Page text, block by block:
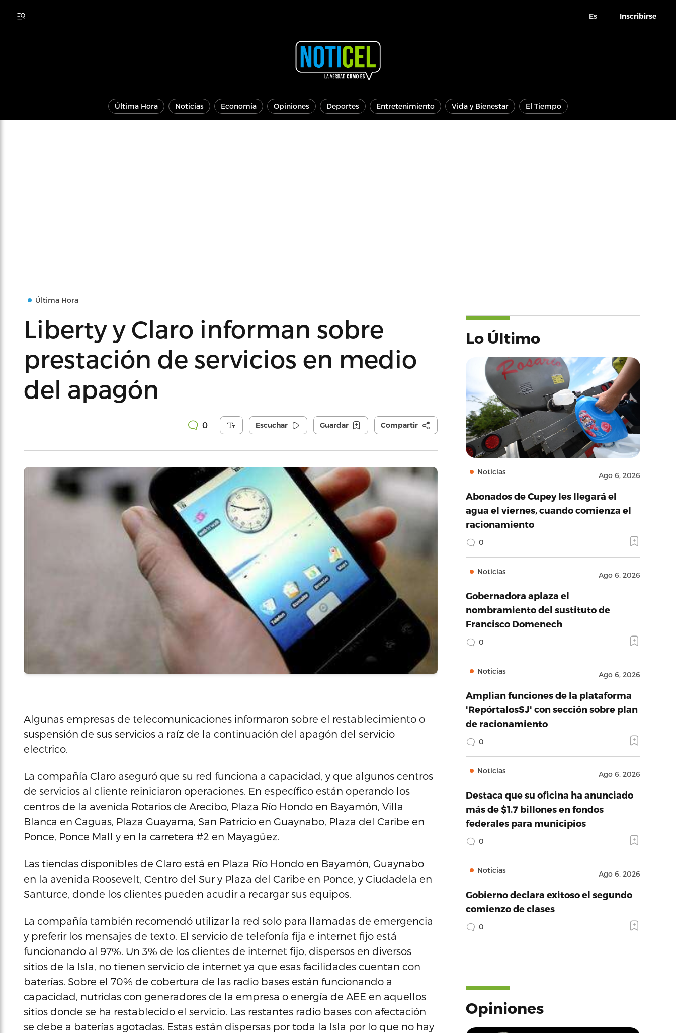
Es Inscribirse
Última Hora Noticias Economía Opiniones Deportes Entretenimiento Vida y Bienestar El Tiempo
Última Hora
Liberty y Claro informan sobre
prestación de servicios en medio
del apagón
0 Escuchar Guardar Compartir
Algunas empresas de telecomunicaciones informaron sobre el restablecimiento o
suspensión de sus servicios a raíz de la continuación del apagón del servicio
electrico.
La compañía Claro aseguró que su red funciona a capacidad, y que algunos centros
de servicios al cliente reiniciaron operaciones. En específico están operando los
centros de la avenida Rotarios de Arecibo, Plaza Río Hondo en Bayamón, Villa
Blanca en Caguas, Plaza Guayama, San Patricio en Guaynabo, Plaza del Caribe en
Ponce, Ponce Mall y en la carretera #2 en Mayagüez.
Las tiendas disponibles de Claro está en Plaza Río Hondo en Bayamón, Guaynabo
en la avenida Roosevelt, Centro del Sur y Plaza del Caribe en Ponce, y Ciudadela en
Santurce, donde los clientes pueden acudir a recargar sus equipos.
La compañía también recomendó utilizar la red solo para llamadas de emergencia
y preferir los mensajes de texto. El servicio de telefonía fija e internet fijo está
funcionando al 97%. Un 3% de los clientes de internet fijo, dispersos en diversos
sitios de la Isla, no tienen servicio de internet ya que esas facilidades cuentan con
baterías. Sobre el 70% de cobertura de las radio bases están funcionando a
capacidad, nutridas con generadores de la empresa o energía de AEE en aquellos
sitios donde se ha restablecido el servicio. Las restantes radio bases con afectación
se debe a baterías agotadas. Estas están dispersas por toda la Isla por lo que no hay
Lo Último
Noticias Ago 6, 2026
Abonados de Cupey les llegará el
agua el viernes, cuando comienza el
racionamiento
0
Noticias Ago 6, 2026
Gobernadora aplaza el
nombramiento del sustituto de
Francisco Domenech
0
Noticias Ago 6, 2026
Amplian funciones de la plataforma
'RepórtalosSJ' con sección sobre plan
de racionamiento
0
Noticias Ago 6, 2026
Destaca que su oficina ha anunciado
más de $1.7 billones en fondos
federales para municipios
0
Noticias Ago 6, 2026
Gobierno declara exitoso el segundo
comienzo de clases
0
Opiniones